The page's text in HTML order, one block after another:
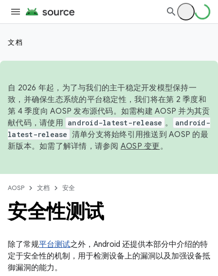
文档
自 2026 年起，为了与我们的主干稳定开发模型保持一
致，并确保生态系统的平台稳定性，我们将在第 2 季度和
第 4 季度向 AOSP 发布源代码。如需构建 AOSP 并为其贡
献代码，请使用 android-latest-release 。
android-
latest-release 清单分支将始终引用推送到 AOSP 的最
新版本。如需了解详情，请参阅 AOSP 变更。
AOSP 文档 安全
安全性测试
除了常规平台测试之外，Android 还提供本部分中介绍的特
定于安全性的机制，用于检测设备上的漏洞以及加强设备抵
御漏洞的能力。